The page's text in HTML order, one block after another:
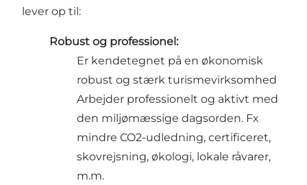
lever op til:
Robust og professionel:
Er kendetegnet på en økonomisk
robust og stærk turismevirksomhed
Arbejder professionelt og aktivt med
den miljømæssige dagsorden. Fx
mindre CO2-udledning, certificeret,
skovrejsning, økologi, lokale råvarer,
m.m.